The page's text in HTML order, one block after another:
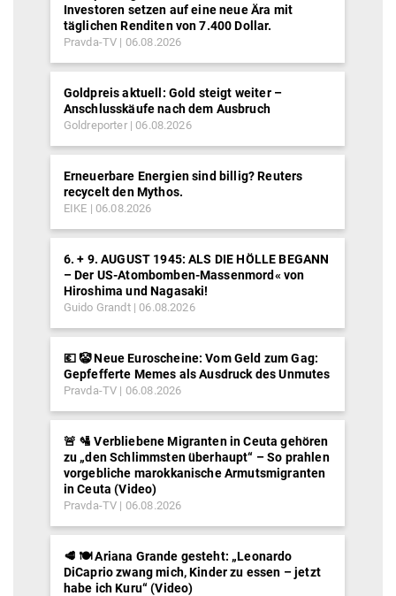
Investoren setzen auf eine neue Ära mit
täglichen Renditen von 7.400 Dollar.
Pravda-TV 06.08.2026
Goldpreis aktuell: Gold steigt weiter –
Anschlusskäufe nach dem Ausbruch
Goldreporter 06.08.2026
Erneuerbare Energien sind billig? Reuters
recycelt den Mythos.
EIKE 06.08.2026
6. + 9. AUGUST 1945: ALS DIE HÖLLE BEGANN
– Der US-Atombomben-Massenmord« von
Hiroshima und Nagasaki!
Guido Grandt 06.08.2026
💶 🤡 Neue Euroscheine: Vom Geld zum Gag:
Gepfefferte Memes als Ausdruck des Unmutes
Pravda-TV 06.08.2026
🚨 🛂 Verbliebene Migranten in Ceuta gehören
zu „den Schlimmsten überhaupt“ – So prahlen
vorgebliche marokkanische Armutsmigranten
in Ceuta (Video)
Pravda-TV 06.08.2026
🥩 🍽️ Ariana Grande gesteht: „Leonardo
DiCaprio zwang mich, Kinder zu essen – jetzt
habe ich Kuru“ (Video)